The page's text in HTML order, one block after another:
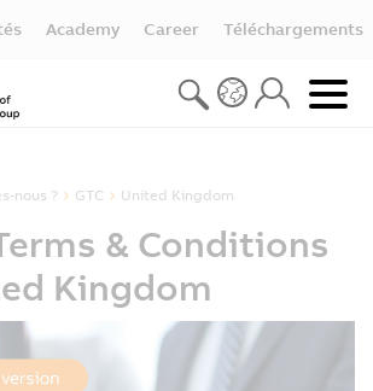
Academy Career Téléchargements
nous ? GTC United Kingdom
& Conditions
Kingdom